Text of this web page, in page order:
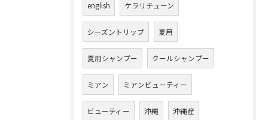
english ケラリチューン
シーズントリップ 夏用
夏用シャンプー クールシャンプー
ミアン ミアンビューティー
ビューティー 沖縄 沖縄産